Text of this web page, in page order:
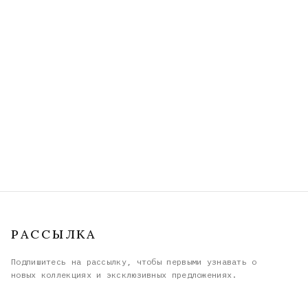
РАССЫЛКА
Подпишитесь на рассылку, чтобы первыми узнавать о
новых коллекциях и эксклюзивных предложениях.